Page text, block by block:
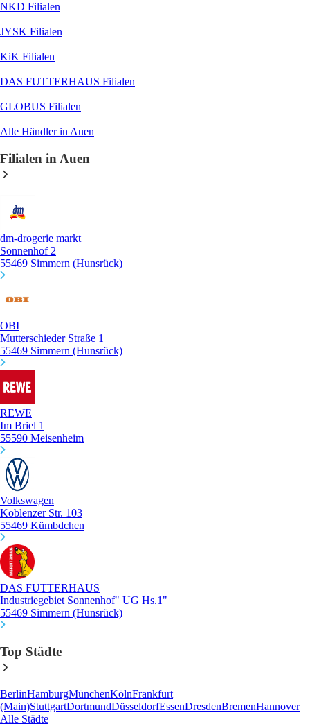
NKD Filialen
JYSK Filialen
KiK Filialen
DAS FUTTERHAUS Filialen
GLOBUS Filialen
Alle Händler in Auen
Filialen in Auen
dm-drogerie markt
Sonnenhof 2
55469 Simmern (Hunsrück)
OBI
Mutterschieder Straße 1
55469 Simmern (Hunsrück)
REWE
Im Briel 1
55590 Meisenheim
Volkswagen
Koblenzer Str. 103
55469 Kümbdchen
DAS FUTTERHAUS
Industriegebiet Sonnenhof" UG Hs.1"
55469 Simmern (Hunsrück)
Top Städte
BerlinHamburgMünchenKölnFrankfurt
(Main)StuttgartDortmundDüsseldorfEssenDresdenBremenHannover
Alle Städte